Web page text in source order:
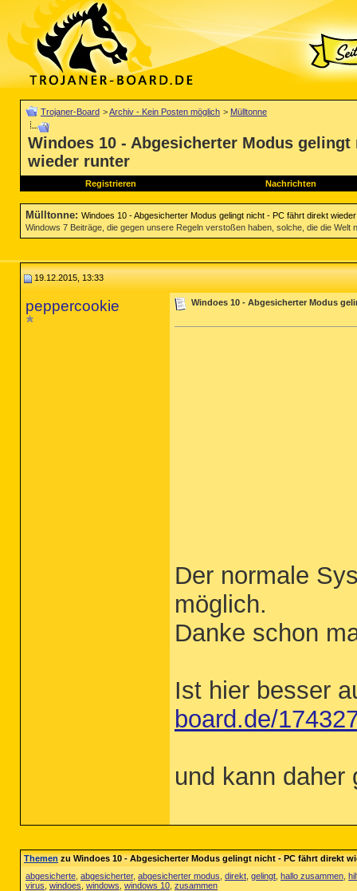
Trojaner-Board >Archiv - Kein Posten möglich > Mülltonne
Windoes 10 - Abgesicherter Modus
wieder runter
Registrieren Nachrichten
Mülltonne: Windoes 10 - Abgesicherter Modus gelingt nicht - PC fährt direkt
Windows 7 Beiträge, die gegen unsere Regeln verstoßen haben, solche, die die
19.12.2015, 13:33
peppercookie Windoes 10 - Abgesicherter Modus
Der normale
möglich.
Danke schon
Ist hier besser
board.de/
und kann daher
Themenzu Windoes 10 - Abgesicherter Modus gelingt nicht - PC fährt direkt
abgesicherte abgesicherter, abgesicherter modus direkt gelingt hallo zusammen
virus windoes windows windows 10 zusammen